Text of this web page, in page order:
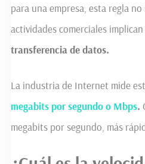
para una empresa, esta regla
actividades comerciales
transferencia de datos.
La industria de Internet mide
megabits por segundo o Mbps.
megabits por segundo, más